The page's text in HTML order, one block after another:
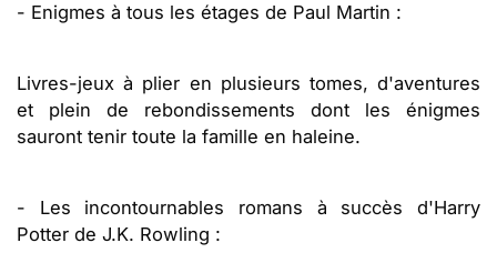
- Enigmes à tous les étages de Paul Martin :
Livres-jeux à plier en plusieurs tomes, d'aventures
et plein de rebondissements dont les énigmes
sauront tenir toute la famille en haleine.
- Les incontournables romans à succès d'Harry
Potter de J.K. Rowling :